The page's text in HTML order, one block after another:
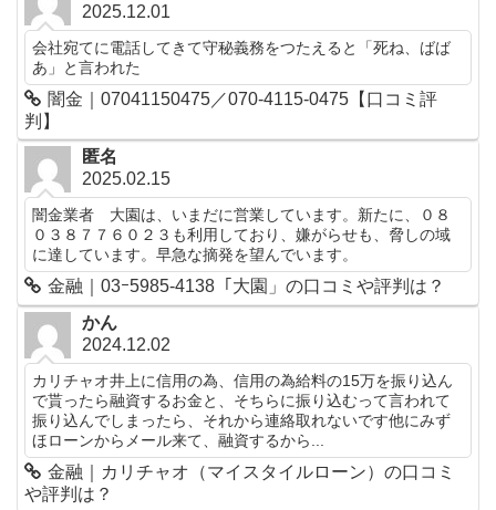
2025.12.01
会社宛てに電話してきて守秘義務をつたえると「死ね、ばば
あ」と言われた
闇金｜07041150475／070-4115-0475【口コミ評
判】
匿名
2025.02.15
闇金業者 大園は、いまだに営業しています。新たに、０８
０３８７７６０２３も利用しており、嫌がらせも、脅しの域
に達しています。早急な摘発を望んでいます。
金融｜03ｰ5985-4138「大園」の口コミや評判は？
かん
2024.12.02
カリチャオ井上に信用の為、信用の為給料の15万を振り込ん
で貰ったら融資するお金と、そちらに振り込むって言われて
振り込んでしまったら、それから連絡取れないです他にみず
ほローンからメール来て、融資するから...
金融｜カリチャオ（マイスタイルローン）の口コミ
や評判は？